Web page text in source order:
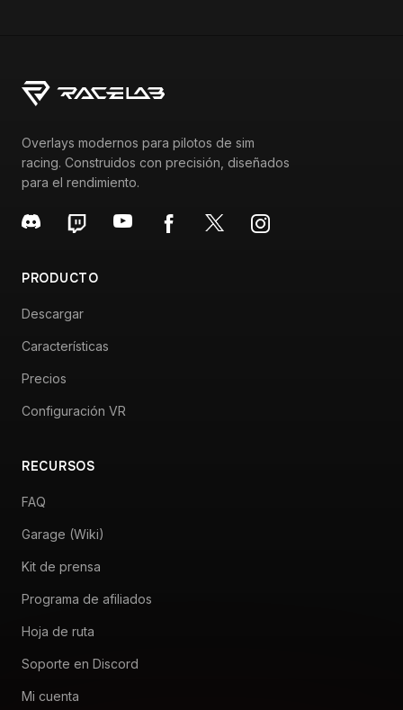
Overlays modernos para pilotos de sim
racing. Construidos con precisión, diseñados
para el rendimiento.
PRODUCTO
Descargar
Características
Precios
Configuración VR
RECURSOS
FAQ
Garage (Wiki)
Kit de prensa
Programa de afiliados
Hoja de ruta
Soporte en Discord
Mi cuenta